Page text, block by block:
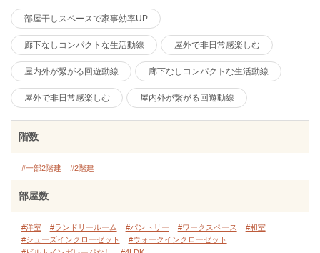
部屋干しスペースで家事効率UP
廊下なしコンパクトな生活動線 屋外で非日常感楽しむ
屋内外が繋がる回遊動線 廊下なしコンパクトな生活動線
屋外で非日常感楽しむ 屋内外が繋がる回遊動線
階数
#一部2階建 #2階建
部屋数
#洋室 #ランドリールーム #パントリー #ワークスペース
#和室
#シューズインクローゼット
#ウォークインクローゼット